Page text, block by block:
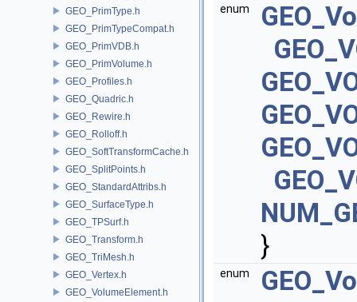
GEO_PrimType.h
GEO_PrimTypeCompat.h
GEO_PrimVDB.h
GEO_PrimVolume.h
GEO_Profiles.h
GEO_Quadric.h
GEO_Rewire.h
GEO_Rolloff.h
GEO_SoftTransformCache.h
GEO_SplitPoints.h
GEO_StandardAttribs.h
GEO_SurfaceType.h
GEO_TPSurf.h
GEO_Transform.h
GEO_TriMesh.h
GEO_Vertex.h
GEO_VolumeElement.h
enum
}
enum